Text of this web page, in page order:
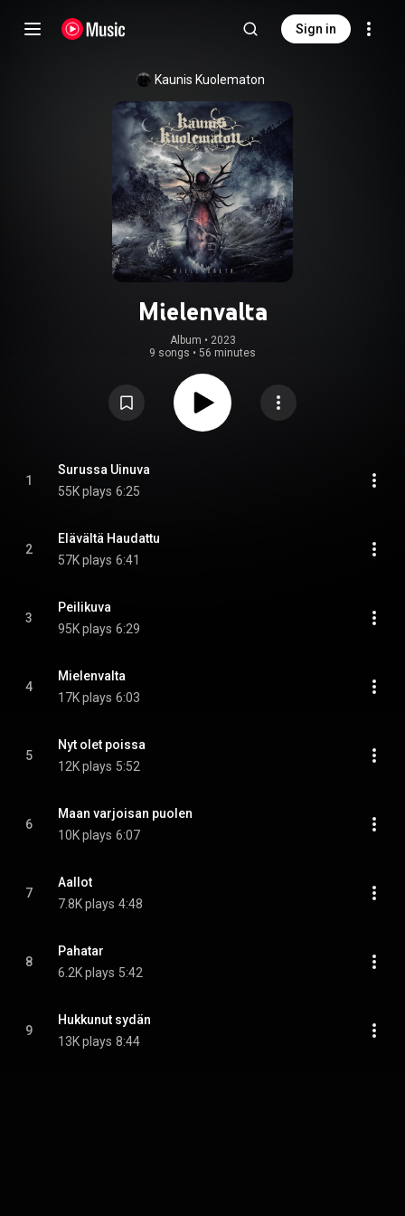
Sign in
Kaunis Kuolematon
Mielenvalta
Album • 2023
9 songs • 56 minutes
1
Surussa Uinuva
55K plays 6:25
2
Elävältä Haudattu
57K plays 6:41
3
Peilikuva
95K plays 6:29
4
Mielenvalta
17K plays 6:03
5
Nyt olet poissa
12K plays 5:52
6
Maan varjoisan puolen
10K plays 6:07
7
Aallot
7.8K plays 4:48
8
Pahatar
6.2K plays 5:42
9
Hukkunut sydän
13K plays 8:44